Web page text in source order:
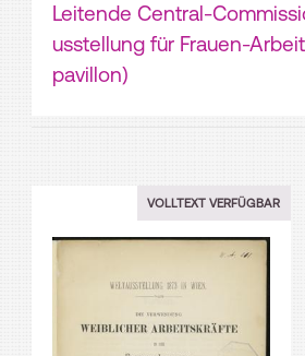
Leitende Central-
usstellung für Frauen-
pavillon)
VOLLTEXT VERFÜGBAR